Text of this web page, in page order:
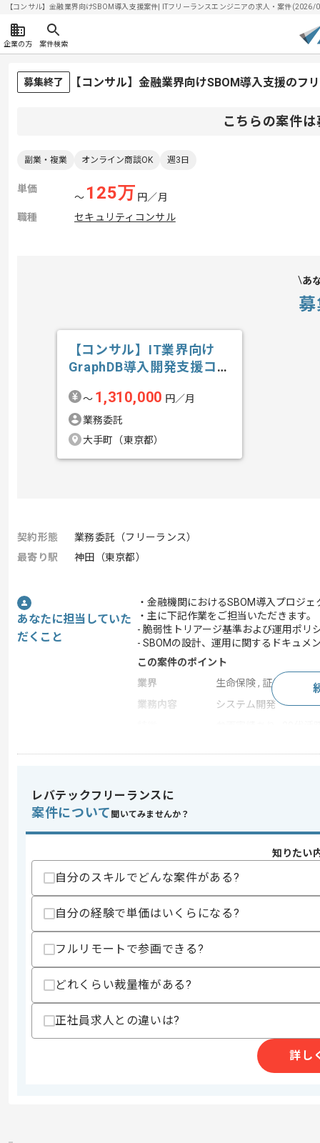
【コンサル】金融業界向けSBOM導入支援案件| ITフリーランスエンジニアの求人・案件
企業の方 案件検索
募集終了 【コンサル】金融業界向けSBOM導入支援のフ
こちらの案件
副業・複業 オンライン商談OK 週3日
単価
〜 125万 円／月
職種
セキュリティコンサル
あ
【コンサル】IT業界向け
GraphDB導入開発支援コン
〜 1,310,000 円／月
業務委託
大手町（東京都）
契約形態
業務委託（フリーランス）
最寄り駅
神田（東京都）
あなたに担当していた
だくこと
・金融機関におけるSBOM導入プロジ
・主に下記作業をご担当いただきます。
- 脆弱性トリアージ基準および運用ポリ
- SBOMの設計、運用に関するドキュメ
この案件のポイント
業界
生命保険 , 証券 , 損害
業務内容
システム開発
スキル
・SBOMの設計または運用経験
・脆弱性管理の設計または運用経験
歓迎スキル
・SSVC等のフレームワークを活用した
スキルに不安がある方へ
上記に似た経験やスキルをお持ちであれば申
その他募集要項
作業開始日
レバテックでの実績がある企業の案件
レバテックフリーランスに
案件について 聞いてみませんか？
知りたい
自分のスキルでどんな案件がある?
自分の経験で単価はいくらになる?
フルリモートで参画できる?
どれくらい裁量権がある?
正社員求人との違いは?
詳し